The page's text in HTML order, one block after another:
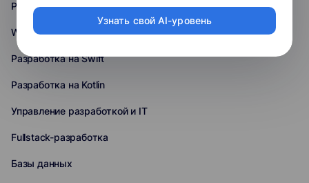
Робототехника
Web-разработка
Разработка на Swift
Разработка на Kotlin
Управление разработкой и IT
Fullstack-разработка
Базы данных
Узнать свой AI-уровень